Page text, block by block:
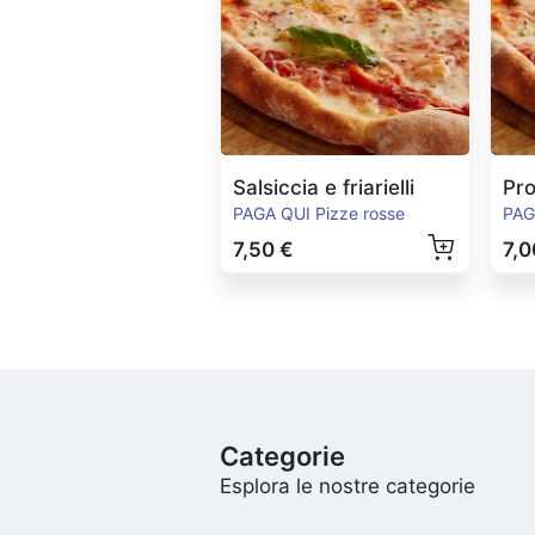
Salsiccia e friarielli
PAGA QUI Pizze rosse
7,50 €
Categorie
Esplora le nostre categorie